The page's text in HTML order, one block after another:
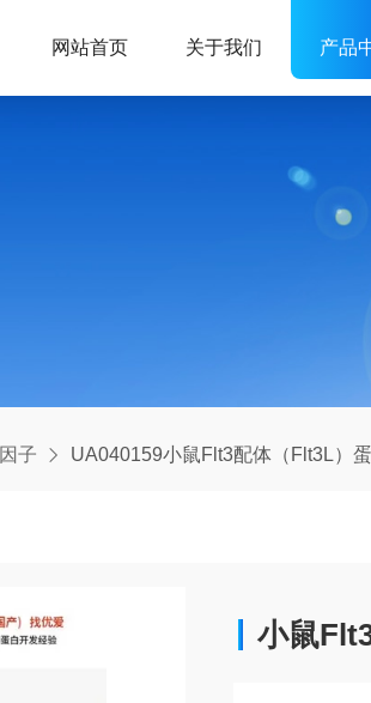
网站首页 关于我们 产品
子 UA040159小鼠Flt3配体（Flt3L）
小鼠